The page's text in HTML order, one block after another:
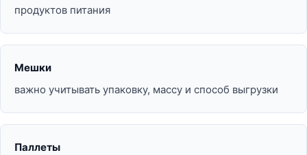
продуктов питания
Мешки
важно учитывать упаковку, массу и способ выгрузки
Паллеты